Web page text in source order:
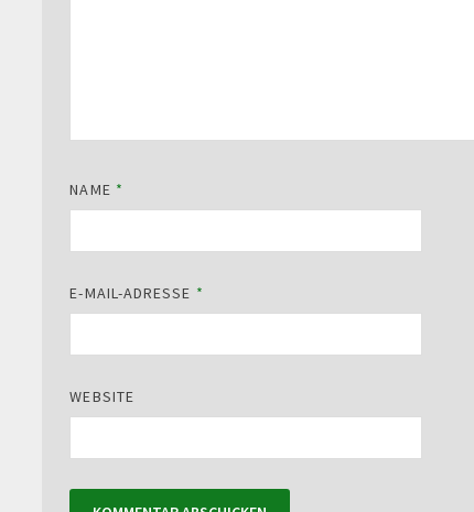
NAME *
E-MAIL-ADRESSE *
WEBSITE